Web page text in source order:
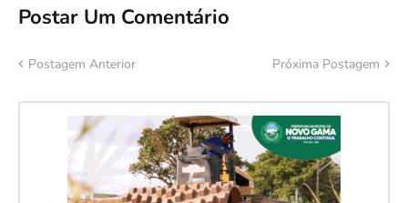
Postar Um Comentário
Postagem Anterior Próxima Postagem